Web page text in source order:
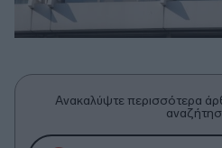
Ανακαλύψτε περισσότερα